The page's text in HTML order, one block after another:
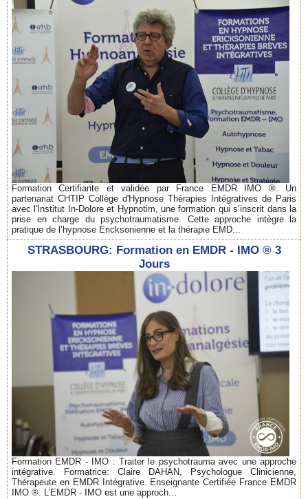
Formation Certifiante et validée par France EMDR IMO ®. Un
partenariat CHTIP Collège d'Hypnose Thérapies Intégratives de Paris
avec l'Institut In-Dolore et Hypnotim, une formation qui s’inscrit dans la
prise en charge du psychotraumatisme. Cette approche intègre la
pratique de l’hypnose Ericksonienne et la thérapie EMD...
STRASBOURG: Formation en EMDR - IMO ® 3
Jours
Formation EMDR - IMO : Traiter le psychotrauma avec une approche
intégrative. Formatrice: Claire DAHAN, Psychologue Clinicienne,
Thérapeute en EMDR Intégrative. Enseignante Certifiée France EMDR
IMO ®. L’EMDR - IMO est une approch...